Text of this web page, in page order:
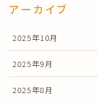
アーカイブ
2025年10月
2025年9月
2025年8月